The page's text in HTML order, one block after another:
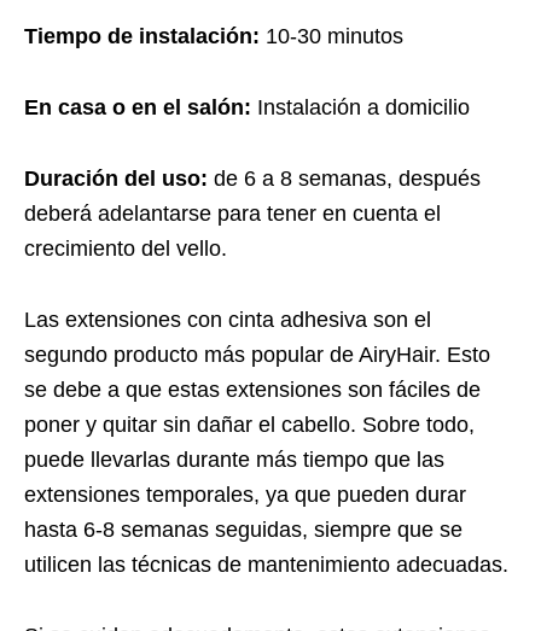
Tiempo de instalación: 10-30 minutos
En casa o en el salón: Instalación a domicilio
Duración del uso: de 6 a 8 semanas, después
deberá adelantarse para tener en cuenta el
crecimiento del vello.
Las extensiones con cinta adhesiva son el
segundo producto más popular de AiryHair. Esto
se debe a que estas extensiones son fáciles de
poner y quitar sin dañar el cabello. Sobre todo,
puede llevarlas durante más tiempo que las
extensiones temporales, ya que pueden durar
hasta 6-8 semanas seguidas, siempre que se
utilicen las técnicas de mantenimiento adecuadas.